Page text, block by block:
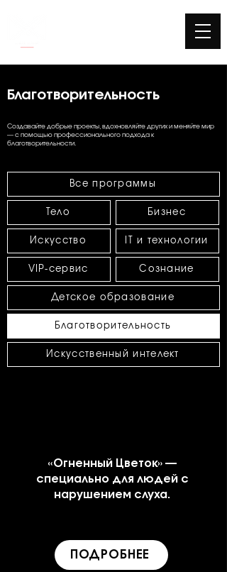
Благотворительность
Создавайте добрые проекты, вдохновляйте других и меняйте мир
— с помощью профессионального подхода к
благотворительности.
Все программы
Тело
Искусство
VIP-сервис
Бизнес
IT и технологии
Сознание
Детское образование
Благотворительность
Искусственный интелект
«Огненный Цветок» —
специально для людей с
нарушением слуха.
ПОДРОБНЕЕ